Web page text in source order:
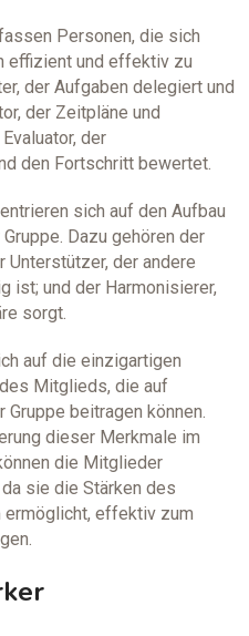
Personen, die sich
effizient und effektiv zu
der Aufgaben delegiert und
der Zeitpläne und
der
den Fortschritt bewertet.
sich auf den Aufbau
Dazu gehören der
Unterstützer, der andere
ist; und der Harmonisierer,
sorgt.
auf die einzigartigen
Mitglieds, die auf
beitragen können.
dieser Merkmale im
die Mitglieder
sie die Stärken des
ermöglicht, effektiv zum